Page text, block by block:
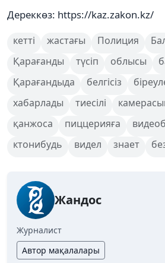
Дереккөз: https://kaz.zakon.kz/
кетті жастағы Полиция
Қарағанды
түсіп облысы
Қарағандыда
белгісіз
хабарлады
тиесілі
қанжоса
пиццерияға
ктонибудь
видел знает
Жандос
Журналист
Автор мақалалары